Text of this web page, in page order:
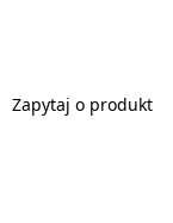
Zapytaj o produkt